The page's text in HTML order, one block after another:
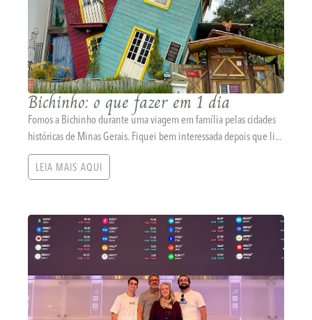
Bichinho: o que fazer em 1 dia
Fomos a Bichinho durante uma viagem em família pelas cidades
históricas de Minas Gerais. Fiquei bem interessada depois que li...
LEIA MAIS AQUI